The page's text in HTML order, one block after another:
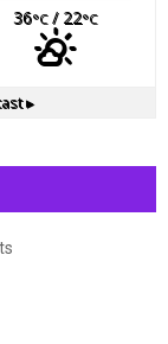
36°C/ 22°C
▸